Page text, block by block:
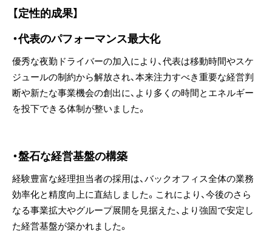
【定性的成果】
・代表のパフォーマンス最大化
優秀な夜勤ドライバーの加入により、代表は移動時間やスケ
ジュールの制約から解放され、本来注力すべき重要な経営判
断や新たな事業機会の創出に、より多くの時間とエネルギー
を投下できる体制が整いました。
・盤石な経営基盤の構築
経験豊富な経理担当者の採用は、バックオフィス全体の業務
効率化と精度向上に直結しました。これにより、今後のさら
なる事業拡大やグループ展開を見据えた、より強固で安定し
た経営基盤が築かれました。